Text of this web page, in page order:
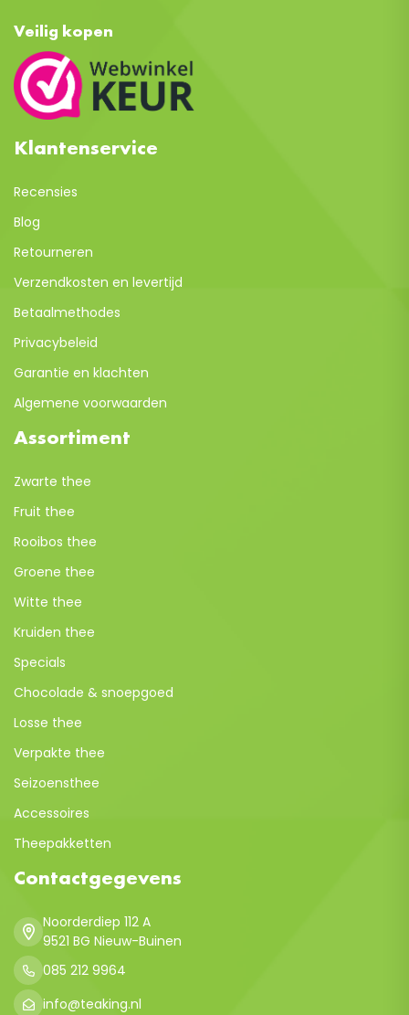
Veilig kopen
Klantenservice
Recensies
Blog
Retourneren
Verzendkosten en levertijd
Betaalmethodes
Privacybeleid
Garantie en klachten
Algemene voorwaarden
Assortiment
Zwarte thee
Fruit thee
Rooibos thee
Groene thee
Witte thee
Kruiden thee
Specials
Chocolade & snoepgoed
Losse thee
Verpakte thee
Seizoensthee
Accessoires
Theepakketten
Contactgegevens
Noorderdiep 112 A
9521 BG Nieuw-Buinen
085 212 9964
info@teaking.nl